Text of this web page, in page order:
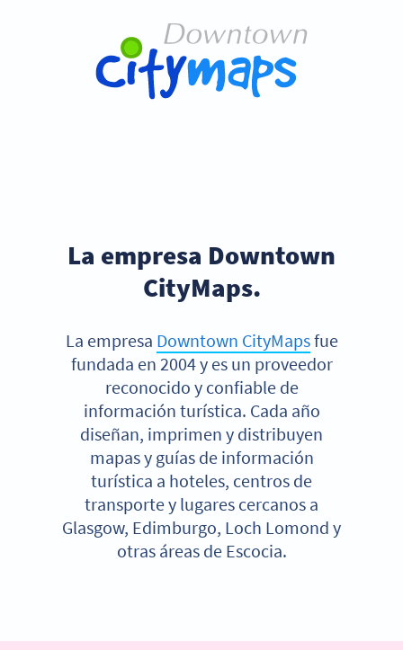
La empresa Downtown
CityMaps.
La empresa Downtown CityMapsfue
fundada en 2004 y es un proveedor
reconocido y confiable de
información turística. Cada año
diseñan, imprimen y distribuyen
mapas y guías de información
turística a hoteles, centros de
transporte y lugares cercanos a
Glasgow, Edimburgo, Loch Lomond y
otras áreas de Escocia.